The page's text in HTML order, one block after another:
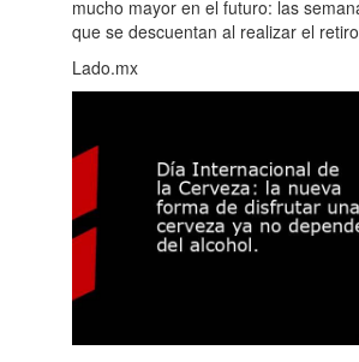
mucho mayor en el futuro: las
que se descuentan al realizar el
Lado.mx